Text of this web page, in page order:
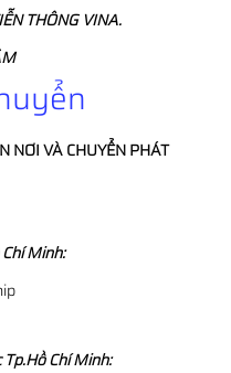
THÔNG VINA.
NƠI VÀ CHUYỂN PHÁT
Minh:
Chí Minh: